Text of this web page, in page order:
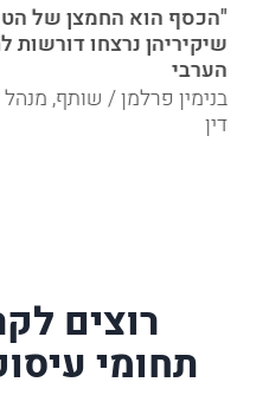
"הכסף הוא החמצן של
שיקיריהן נרצחו דורשות
הערבי
בנימין פרלמן / שותף,
דין
רוצים
תחומי